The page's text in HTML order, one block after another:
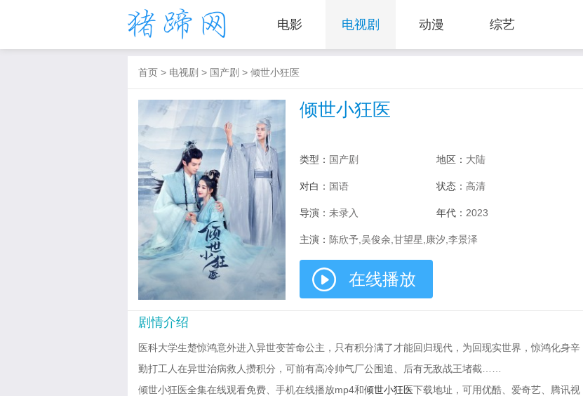
电影 电视剧 动漫 综艺
首页 > 电视剧 > 国产剧 > 倾世小狂医
倾世小狂医
类型： 国产剧 地区： 大陆
对白： 国语 状态： 高清
导演： 未录入 年代： 2023
主演： 陈欣予,吴俊余,甘望星,康汐,李景泽
在线播放
剧情介绍
医科大学生楚惊鸿意外进入异世变苦命公主，只有积分满了才能回归现代，为回现实世界，惊鸿化身辛
勤打工人在异世治病救人攒积分，可前有高冷帅气厂公围追、后有无敌战王堵截……
倾世小狂医全集在线观看免费、手机在线播放mp4和倾世小狂医下载地址，可用优酷、爱奇艺、腾讯视